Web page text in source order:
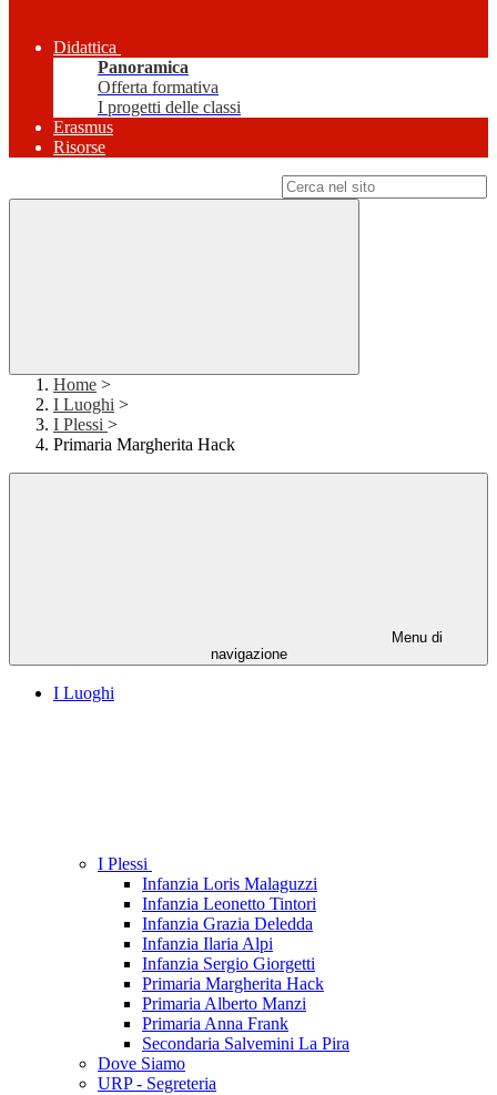
Didattica
Panoramica
Offerta formativa
I progetti delle classi
Erasmus
Risorse
Home >
I Luoghi >
I Plessi >
Primaria Margherita Hack
Menu di
navigazione
I Luoghi
I Plessi
Infanzia Loris Malaguzzi
Infanzia Leonetto Tintori
Infanzia Grazia Deledda
Infanzia Ilaria Alpi
Infanzia Sergio Giorgetti
Primaria Margherita Hack
Primaria Alberto Manzi
Primaria Anna Frank
Secondaria Salvemini La Pira
Dove Siamo
URP - Segreteria